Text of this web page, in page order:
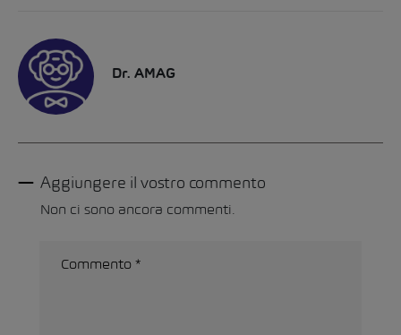
Dr. AMAG
Aggiungere il vostro commento
Non ci sono ancora commenti.